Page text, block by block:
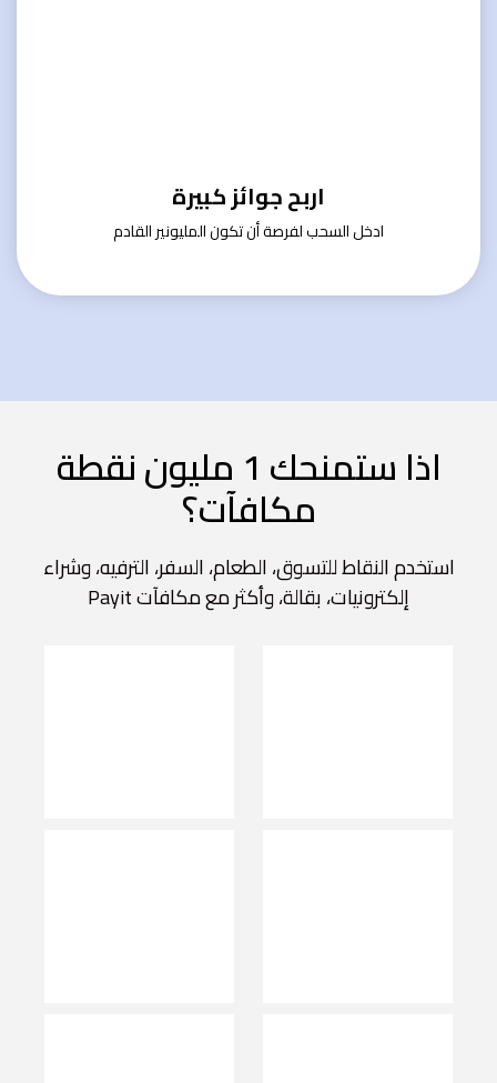
اربح جوائز كبيرة
ادخل السحب لفرصة أن تكون المليونير القادم
اذا ستمنحك 1 مليون نقطة
مكافآت؟
استخدم النقاط للتسوق، الطعام، السفر، الترفيه، وشراء
إلكترونيات، بقالة، وأكثر مع مكافآت Payit